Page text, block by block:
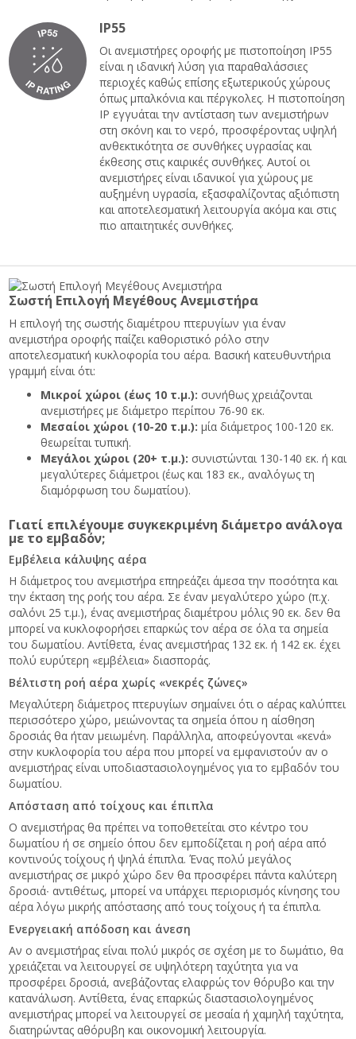
IP55
Οι ανεμιστήρες οροφής με πιστοποίηση IP55
είναι η ιδανική λύση για παραθαλάσσιες
περιοχές καθώς επίσης εξωτερικούς χώρους
όπως μπαλκόνια και πέργκολες. Η πιστοποίηση
IP εγγυάται την αντίσταση των ανεμιστήρων
στη σκόνη και το νερό, προσφέροντας υψηλή
ανθεκτικότητα σε συνθήκες υγρασίας και
έκθεσης στις καιρικές συνθήκες. Αυτοί οι
ανεμιστήρες είναι ιδανικοί για χώρους με
αυξημένη υγρασία, εξασφαλίζοντας αξιόπιστη
και αποτελεσματική λειτουργία ακόμα και στις
πιο απαιτητικές συνθήκες.
Σωστή Επιλογή Μεγέθους Ανεμιστήρα
Η επιλογή της σωστής διαμέτρου πτερυγίων για έναν
ανεμιστήρα οροφής παίζει καθοριστικό ρόλο στην
αποτελεσματική κυκλοφορία του αέρα. Βασική κατευθυντήρια
γραμμή είναι ότι:
Μικροί χώροι (έως 10 τ.μ.): συνήθως χρειάζονται
ανεμιστήρες με διάμετρο περίπου 76-90 εκ.
Μεσαίοι χώροι (10-20 τ.μ.): μία διάμετρος 100-120 εκ.
θεωρείται τυπική.
Μεγάλοι χώροι (20+ τ.μ.): συνιστώνται 130-140 εκ. ή και
μεγαλύτερες διάμετροι (έως και 183 εκ., αναλόγως τη
διαμόρφωση του δωματίου).
Γιατί επιλέγουμε συγκεκριμένη διάμετρο ανάλογα
με το εμβαδόν;
Εμβέλεια κάλυψης αέρα
Η διάμετρος του ανεμιστήρα επηρεάζει άμεσα την ποσότητα και
την έκταση της ροής του αέρα. Σε έναν μεγαλύτερο χώρο (π.χ.
σαλόνι 25 τ.μ.), ένας ανεμιστήρας διαμέτρου μόλις 90 εκ. δεν θα
μπορεί να κυκλοφορήσει επαρκώς τον αέρα σε όλα τα σημεία
του δωματίου. Αντίθετα, ένας ανεμιστήρας 132 εκ. ή 142 εκ. έχει
πολύ ευρύτερη «εμβέλεια» διασποράς.
Βέλτιστη ροή αέρα χωρίς «νεκρές ζώνες»
Μεγαλύτερη διάμετρος πτερυγίων σημαίνει ότι ο αέρας καλύπτει
περισσότερο χώρο, μειώνοντας τα σημεία όπου η αίσθηση
δροσιάς θα ήταν μειωμένη. Παράλληλα, αποφεύγονται «κενά»
στην κυκλοφορία του αέρα που μπορεί να εμφανιστούν αν ο
ανεμιστήρας είναι υποδιαστασιολογημένος για το εμβαδόν του
δωματίου.
Απόσταση από τοίχους και έπιπλα
Ο ανεμιστήρας θα πρέπει να τοποθετείται στο κέντρο του
δωματίου ή σε σημείο όπου δεν εμποδίζεται η ροή αέρα από
κοντινούς τοίχους ή ψηλά έπιπλα. Ένας πολύ μεγάλος
ανεμιστήρας σε μικρό χώρο δεν θα προσφέρει πάντα καλύτερη
δροσιά∙ αντιθέτως, μπορεί να υπάρχει περιορισμός κίνησης του
αέρα λόγω μικρής απόστασης από τους τοίχους ή τα έπιπλα.
Ενεργειακή απόδοση και άνεση
Αν ο ανεμιστήρας είναι πολύ μικρός σε σχέση με το δωμάτιο, θα
χρειάζεται να λειτουργεί σε υψηλότερη ταχύτητα για να
προσφέρει δροσιά, ανεβάζοντας ελαφρώς τον θόρυβο και την
κατανάλωση. Αντίθετα, ένας επαρκώς διαστασιολογημένος
ανεμιστήρας μπορεί να λειτουργεί σε μεσαία ή χαμηλή ταχύτητα,
διατηρώντας αθόρυβη και οικονομική λειτουργία.